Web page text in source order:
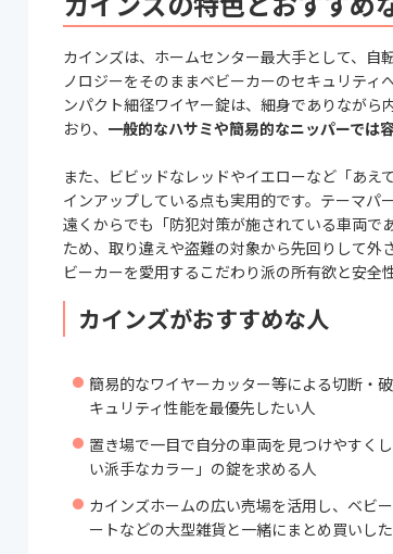
カインズは、ホームセンター最大手として、自
ノロジーをそのままベビーカーのセキュリティ
ンパクト細径ワイヤー錠は、細身でありなが
おり、 一般的なハサミや簡易的なニッパーでは
また、ビビッドなレッドやイエローなど「あえ
インアップしている点も実用的です。テーマパ
遠くからでも「防犯対策が施されている車両で
ため、取り違えや盗難の対象から先回りして
ビーカーを愛用するこだわり派の所有欲と安全
カインズがおすすめな人
簡易的なワイヤーカッター等による切断・
キュリティ性能を最優先したい人
置き場で一目で自分の車両を見つけやすく
い派手なカラー」の錠を求める人
カインズホームの広い売場を活用し、ベビ
ートなどの大型雑貨と一緒にまとめ買いし